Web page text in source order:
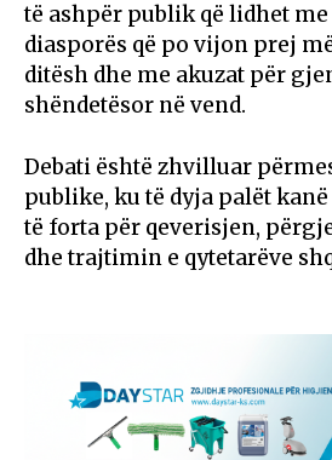
të ashpër publik që lidhet
diasporës që po vijon prej
ditësh dhe me akuzat për
shëndetësor në vend.
Debati është zhvilluar
publike, ku të dyja palët
të forta për qeverisjen,
dhe trajtimin e qytetarëve